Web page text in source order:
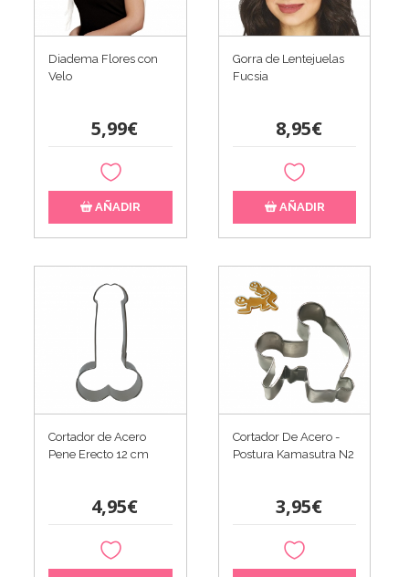
Diadema Flores con
Velo
5,99€
AÑADIR
Gorra de Lentejuelas
Fucsia
8,95€
AÑADIR
Cortador de Acero
Pene Erecto 12 cm
4,95€
Cortador De Acero -
Postura Kamasutra N2
3,95€